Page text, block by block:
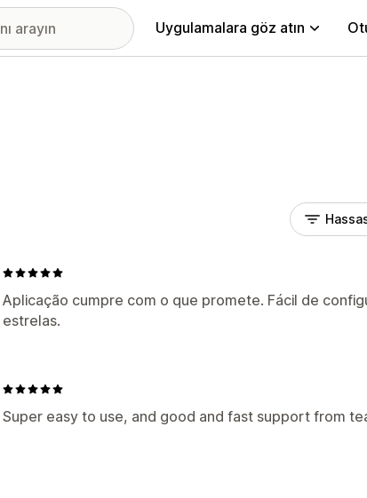
Uygulamalara göz atın
Aplicação cumpre com o que promete. Fácil de
estrelas.
Super easy to use, and good and fast support from